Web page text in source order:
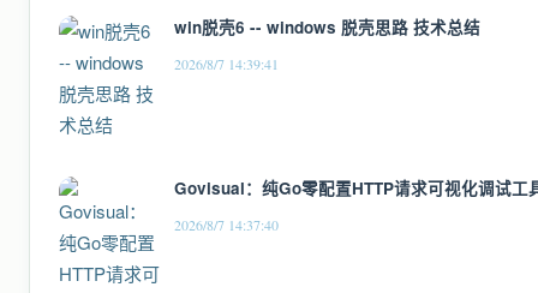
win脱壳6 -- windows 脱壳思路 技术总结
2026/8/7 14:39:41
Govisual：纯Go零配置HTTP请求可视化调试工
2026/8/7 14:37:40